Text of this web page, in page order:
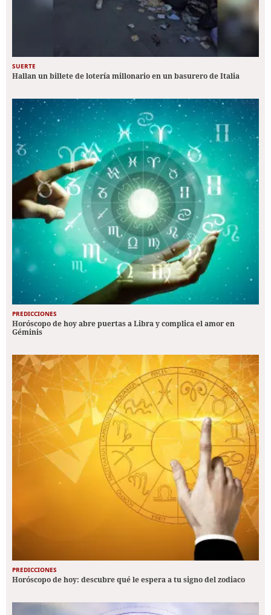
SUERTE
Hallan un billete de lotería millonario en un basurero de Italia
PREDICCIONES
Horóscopo de hoy abre puertas a Libra y complica el amor en
Géminis
PREDICCIONES
Horóscopo de hoy: descubre qué le espera a tu signo del zodiaco